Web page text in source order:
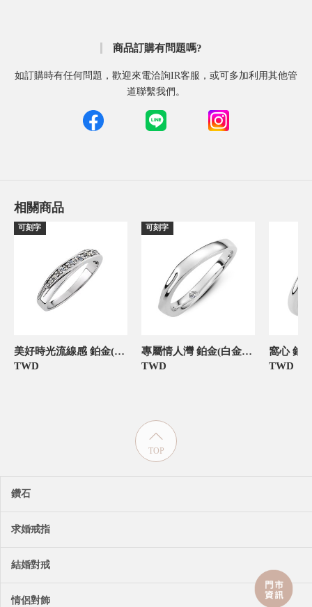
商品訂購有問題嗎?
如訂購時有任何問題，歡迎來電洽詢IR客服，或可多加利用其他管
道聯繫我們。
相關商品
可刻字
美好時光流線感 鉑金(白金)女款結婚對戒
TWD
可刻字
專屬情人灣 鉑金(白金)女款結婚對戒
TWD
TWD
TOP
鑽石
求婚戒指
結婚對戒
情侶對飾